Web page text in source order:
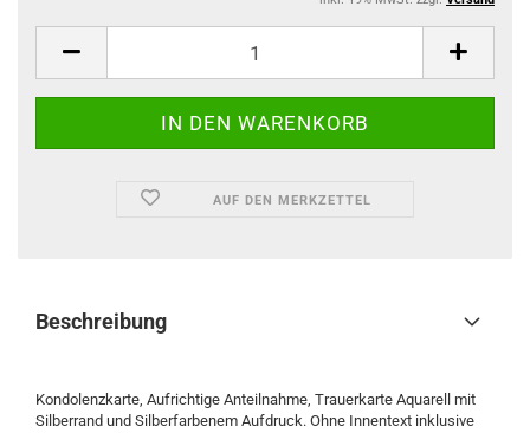
AUF DEN MERKZETTEL
Beschreibung
Kondolenzkarte, Aufrichtige Anteilnahme, Trauerkarte Aquarell mit
Silberrand und Silberfarbenem Aufdruck. Ohne Innentext inklusive